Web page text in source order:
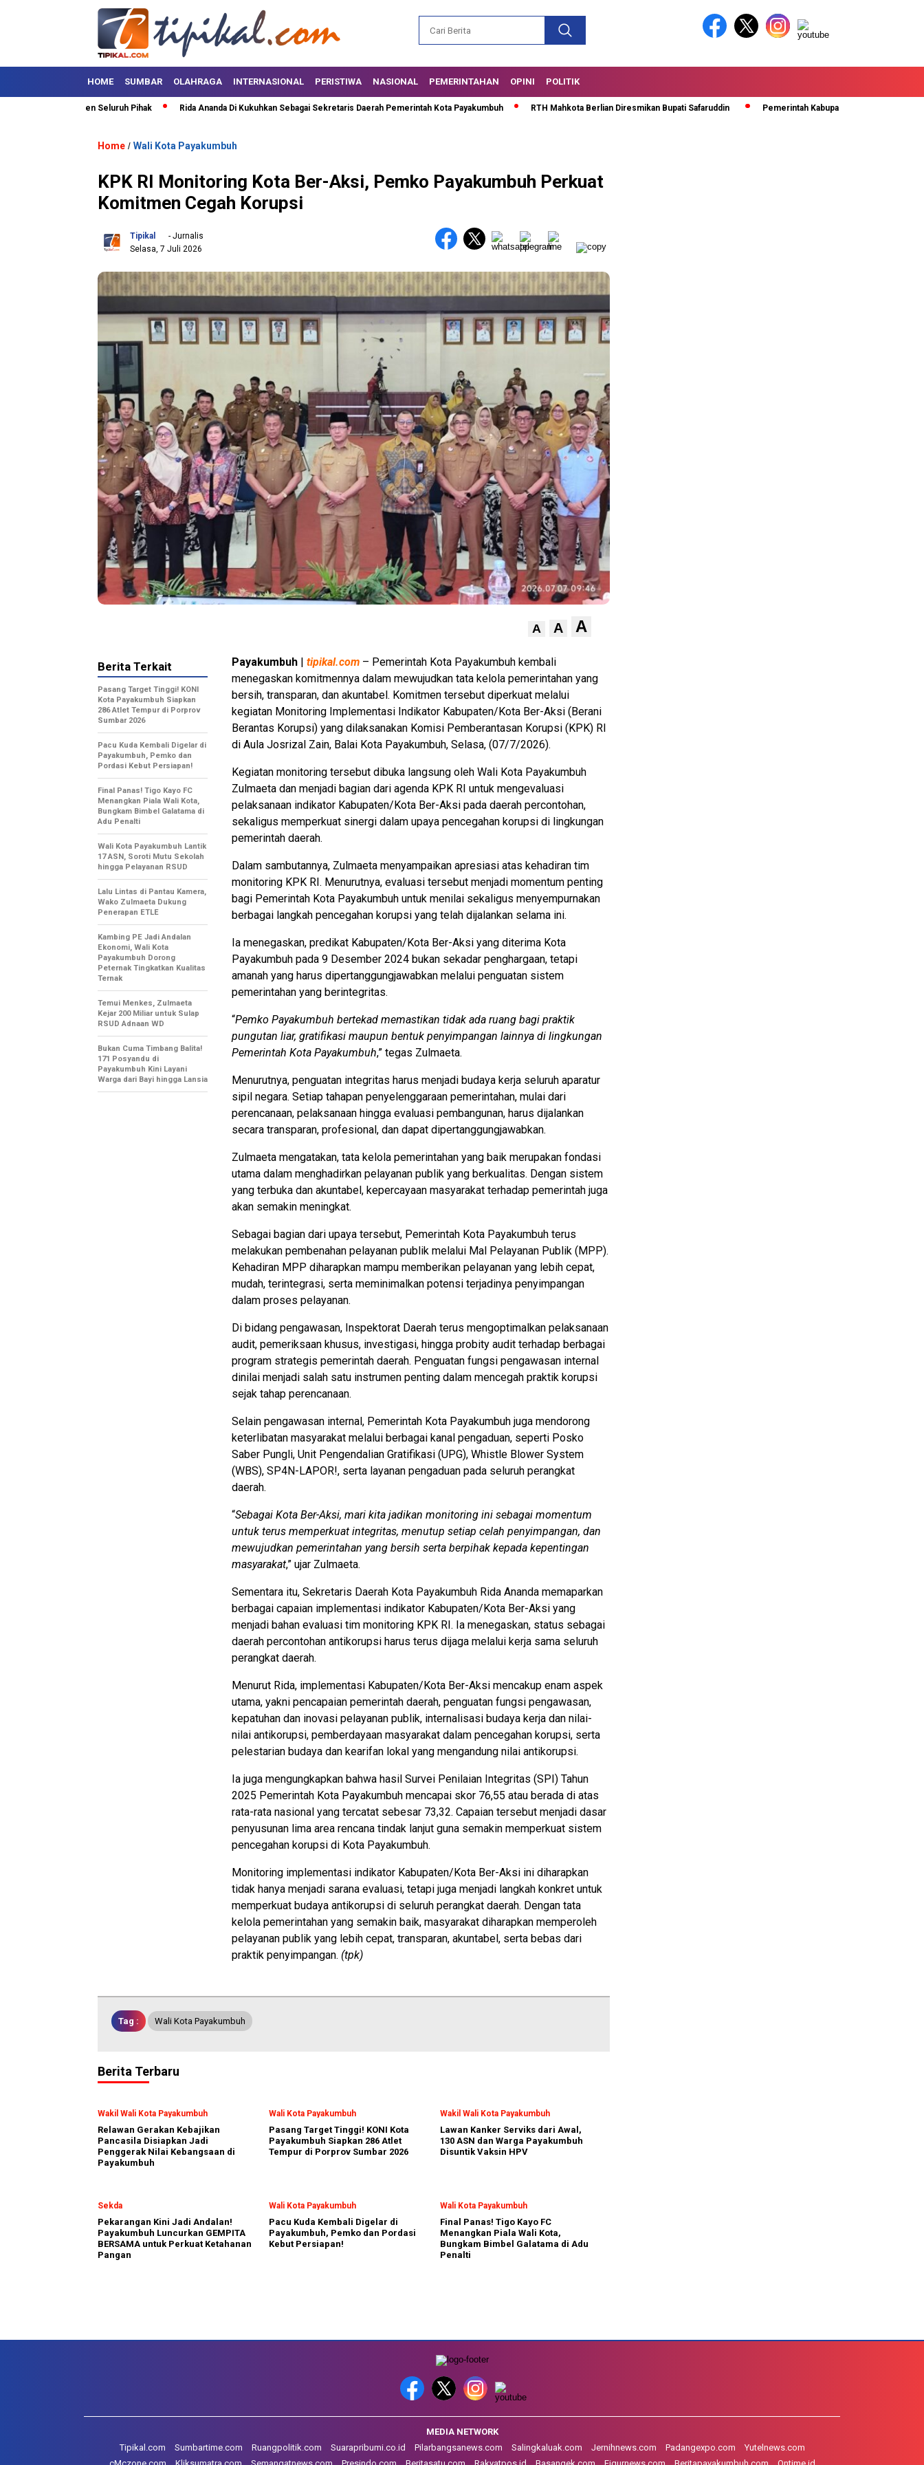
HOME SUMBAR OLAHRAGA INTERNASIONAL PERISTIWA NASIONAL PEMERINTAHAN OPINI POLITIK
Komitmen Seluruh Pihak Rida Ananda Di Kukuhkan Sebagai Sekretaris Daerah Pemerintah Kota Payakumbuh RTH Mahkota Berlian Diresmikan Bupati Safaruddin Pemerintah Kabupaten Lima Puluh Kota Terima
Home / Wali Kota Payakumbuh
KPK RI Monitoring Kota Ber-Aksi, Pemko Payakumbuh Perkuat
Komitmen Cegah Korupsi
Tipikal
- Jurnalis
Selasa, 7 Juli 2026
A A A
Payakumbuh tipikal.com – Pemerintah Kota Payakumbuh kembali
menegaskan komitmennya dalam mewujudkan tata kelola pemerintahan yang
bersih, transparan, dan akuntabel. Komitmen tersebut diperkuat melalui
kegiatan Monitoring Implementasi Indikator Kabupaten/Kota Ber-Aksi (Berani
Berantas Korupsi) yang dilaksanakan Komisi Pemberantasan Korupsi (KPK) RI
di Aula Josrizal Zain, Balai Kota Payakumbuh, Selasa, (07/7/2026).
Kegiatan monitoring tersebut dibuka langsung oleh Wali Kota Payakumbuh
Zulmaeta dan menjadi bagian dari agenda KPK RI untuk mengevaluasi
pelaksanaan indikator Kabupaten/Kota Ber-Aksi pada daerah percontohan,
sekaligus memperkuat sinergi dalam upaya pencegahan korupsi di lingkungan
pemerintah daerah.
Dalam sambutannya, Zulmaeta menyampaikan apresiasi atas kehadiran tim
monitoring KPK RI. Menurutnya, evaluasi tersebut menjadi momentum penting
bagi Pemerintah Kota Payakumbuh untuk menilai sekaligus menyempurnakan
berbagai langkah pencegahan korupsi yang telah dijalankan selama ini.
Ia menegaskan, predikat Kabupaten/Kota Ber-Aksi yang diterima Kota
Payakumbuh pada 9 Desember 2024 bukan sekadar penghargaan, tetapi
amanah yang harus dipertanggungjawabkan melalui penguatan sistem
pemerintahan yang berintegritas.
“Pemko Payakumbuh bertekad memastikan tidak ada ruang bagi praktik
pungutan liar, gratifikasi maupun bentuk penyimpangan lainnya di lingkungan
Pemerintah Kota Payakumbuh,” tegas Zulmaeta.
Menurutnya, penguatan integritas harus menjadi budaya kerja seluruh aparatur
sipil negara. Setiap tahapan penyelenggaraan pemerintahan, mulai dari
perencanaan, pelaksanaan hingga evaluasi pembangunan, harus dijalankan
secara transparan, profesional, dan dapat dipertanggungjawabkan.
Zulmaeta mengatakan, tata kelola pemerintahan yang baik merupakan fondasi
utama dalam menghadirkan pelayanan publik yang berkualitas. Dengan sistem
yang terbuka dan akuntabel, kepercayaan masyarakat terhadap pemerintah juga
akan semakin meningkat.
Sebagai bagian dari upaya tersebut, Pemerintah Kota Payakumbuh terus
melakukan pembenahan pelayanan publik melalui Mal Pelayanan Publik (MPP).
Kehadiran MPP diharapkan mampu memberikan pelayanan yang lebih cepat,
mudah, terintegrasi, serta meminimalkan potensi terjadinya penyimpangan
dalam proses pelayanan.
Di bidang pengawasan, Inspektorat Daerah terus mengoptimalkan pelaksanaan
audit, pemeriksaan khusus, investigasi, hingga probity audit terhadap berbagai
program strategis pemerintah daerah. Penguatan fungsi pengawasan internal
dinilai menjadi salah satu instrumen penting dalam mencegah praktik korupsi
sejak tahap perencanaan.
Selain pengawasan internal, Pemerintah Kota Payakumbuh juga mendorong
keterlibatan masyarakat melalui berbagai kanal pengaduan, seperti Posko
Saber Pungli, Unit Pengendalian Gratifikasi (UPG), Whistle Blower System
(WBS), SP4N-LAPOR!, serta layanan pengaduan pada seluruh perangkat
daerah.
“Sebagai Kota Ber-Aksi, mari kita jadikan monitoring ini sebagai momentum
untuk terus memperkuat integritas, menutup setiap celah penyimpangan, dan
mewujudkan pemerintahan yang bersih serta berpihak kepada kepentingan
masyarakat,” ujar Zulmaeta.
Sementara itu, Sekretaris Daerah Kota Payakumbuh Rida Ananda memaparkan
berbagai capaian implementasi indikator Kabupaten/Kota Ber-Aksi yang
menjadi bahan evaluasi tim monitoring KPK RI. Ia menegaskan, status sebagai
daerah percontohan antikorupsi harus terus dijaga melalui kerja sama seluruh
perangkat daerah.
Menurut Rida, implementasi Kabupaten/Kota Ber-Aksi mencakup enam aspek
utama, yakni pencapaian pemerintah daerah, penguatan fungsi pengawasan,
kepatuhan dan inovasi pelayanan publik, internalisasi budaya kerja dan nilai-
nilai antikorupsi, pemberdayaan masyarakat dalam pencegahan korupsi, serta
pelestarian budaya dan kearifan lokal yang mengandung nilai antikorupsi.
Ia juga mengungkapkan bahwa hasil Survei Penilaian Integritas (SPI) Tahun
2025 Pemerintah Kota Payakumbuh mencapai skor 76,55 atau berada di atas
rata-rata nasional yang tercatat sebesar 73,32. Capaian tersebut menjadi dasar
penyusunan lima area rencana tindak lanjut guna semakin memperkuat sistem
pencegahan korupsi di Kota Payakumbuh.
Monitoring implementasi indikator Kabupaten/Kota Ber-Aksi ini diharapkan
tidak hanya menjadi sarana evaluasi, tetapi juga menjadi langkah konkret untuk
memperkuat budaya antikorupsi di seluruh perangkat daerah. Dengan tata
kelola pemerintahan yang semakin baik, masyarakat diharapkan memperoleh
pelayanan publik yang lebih cepat, transparan, akuntabel, serta bebas dari
praktik penyimpangan. (tpk)
Berita Terkait
Pasang Target Tinggi! KONI
Kota Payakumbuh Siapkan
286 Atlet Tempur di Porprov
Sumbar 2026
Pacu Kuda Kembali Digelar di
Payakumbuh, Pemko dan
Pordasi Kebut Persiapan!
Final Panas! Tigo Kayo FC
Menangkan Piala Wali Kota,
Bungkam Bimbel Galatama di
Adu Penalti
Wali Kota Payakumbuh Lantik
17 ASN, Soroti Mutu Sekolah
hingga Pelayanan RSUD
Lalu Lintas di Pantau Kamera,
Wako Zulmaeta Dukung
Penerapan ETLE
Kambing PE Jadi Andalan
Ekonomi, Wali Kota
Payakumbuh Dorong
Peternak Tingkatkan Kualitas
Ternak
Temui Menkes, Zulmaeta
Kejar 200 Miliar untuk Sulap
RSUD Adnaan WD
Bukan Cuma Timbang Balita!
171 Posyandu di
Payakumbuh Kini Layani
Warga dari Bayi hingga Lansia
Tag : Wali Kota Payakumbuh
Berita Terbaru
Wakil Wali Kota Payakumbuh
Relawan Gerakan Kebajikan
Pancasila Disiapkan Jadi
Penggerak Nilai Kebangsaan di
Payakumbuh
Wali Kota Payakumbuh
Pasang Target Tinggi! KONI Kota
Payakumbuh Siapkan 286 Atlet
Tempur di Porprov Sumbar 2026
Wakil Wali Kota Payakumbuh
Lawan Kanker Serviks dari Awal,
130 ASN dan Warga Payakumbuh
Disuntik Vaksin HPV
Sekda
Pekarangan Kini Jadi Andalan!
Payakumbuh Luncurkan GEMPITA
BERSAMA untuk Perkuat Ketahanan
Pangan
Wali Kota Payakumbuh
Pacu Kuda Kembali Digelar di
Payakumbuh, Pemko dan Pordasi
Kebut Persiapan!
Wali Kota Payakumbuh
Final Panas! Tigo Kayo FC
Menangkan Piala Wali Kota,
Bungkam Bimbel Galatama di Adu
Penalti
MEDIA NETWORK
Tipikal.com
Sumbartime.com Ruangpolitik.com Suarapribumi.co.id Pilarbangsanews.com Salingkaluak.com Jernihnews.com Padangexpo.com
Yutelnews.com